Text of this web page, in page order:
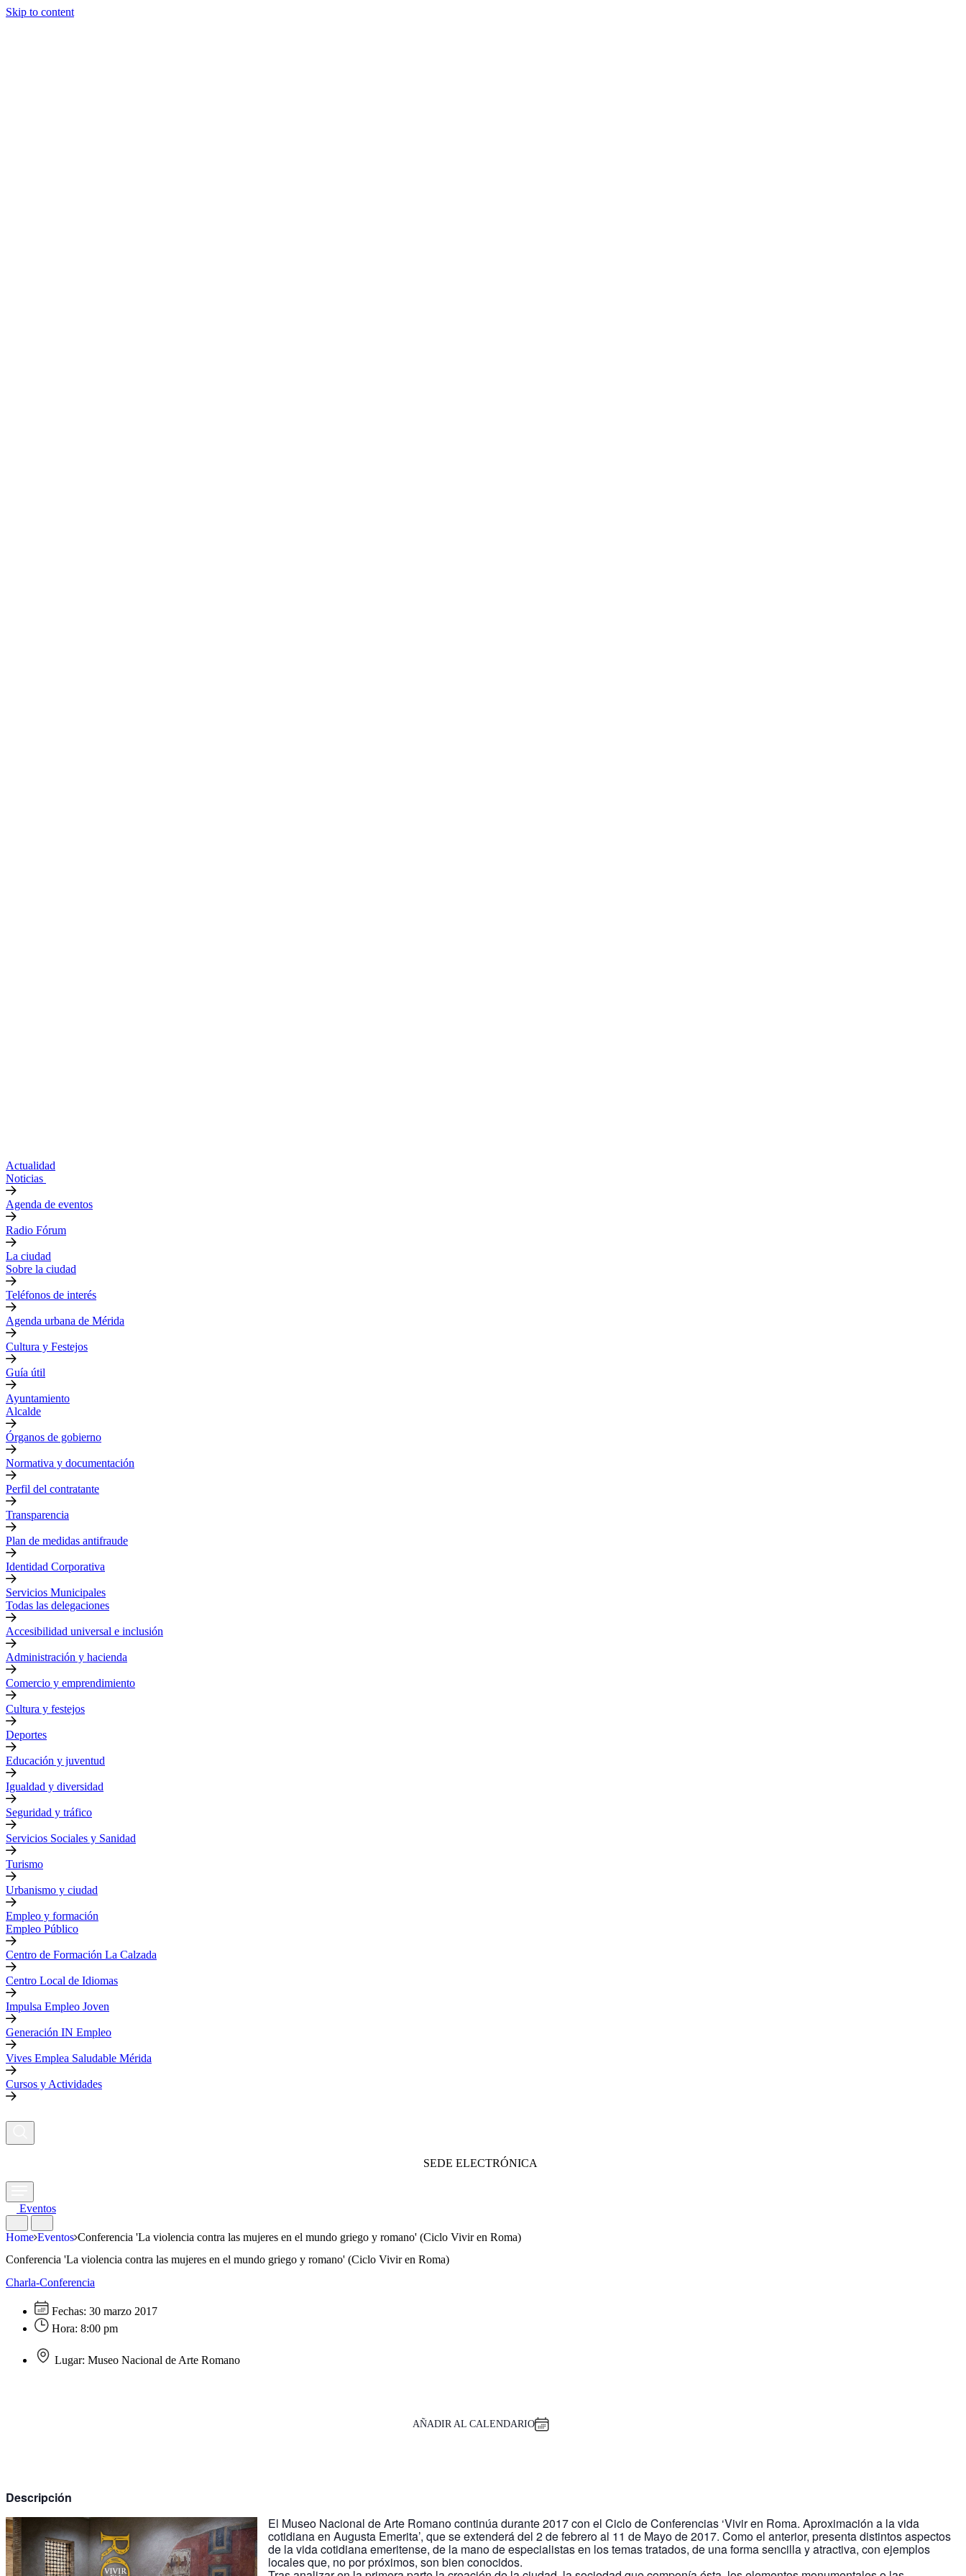
Skip to content
Actualidad
Noticias
Agenda de eventos
Radio Fórum
La ciudad
Sobre la ciudad
Teléfonos de interés
Agenda urbana de Mérida
Cultura y Festejos
Guía útil
Ayuntamiento
Alcalde
Órganos de gobierno
Normativa y documentación
Perfil del contratante
Transparencia
Plan de medidas antifraude
Identidad Corporativa
Servicios Municipales
Todas las delegaciones
Accesibilidad universal e inclusión
Administración y hacienda
Comercio y emprendimiento
Cultura y festejos
Deportes
Educación y juventud
Igualdad y diversidad
Seguridad y tráfico
Servicios Sociales y Sanidad
Turismo
Urbanismo y ciudad
Empleo y formación
Empleo Público
Centro de Formación La Calzada
Centro Local de Idiomas
Impulsa Empleo Joven
Generación IN Empleo
Vives Emplea Saludable Mérida
Cursos y Actividades
SEDE ELECTRÓNICA
Eventos
Home Eventos Conferencia 'La violencia contra las mujeres en el mundo griego y romano' (Ciclo Vivir en Roma)
Conferencia 'La violencia contra las mujeres en el mundo griego y romano' (Ciclo Vivir en Roma)
Charla-Conferencia
Fechas: 30 marzo 2017
Hora: 8:00 pm
Lugar: Museo Nacional de Arte Romano
AÑADIR AL CALENDARIO
Descripción
El Museo Nacional de Arte Romano continúa durante 2017 con el Ciclo de Conferencias ‘Vivir en Roma. Aproximación a la vida
cotidiana en Augusta Emerita’, que se extenderá del 2 de febrero al 11 de Mayo de 2017. Como el anterior, presenta distintos aspectos
de la vida cotidiana emeritense, de la mano de especialistas en los temas tratados, de una forma sencilla y atractiva, con ejemplos
locales que, no por próximos, son bien conocidos.